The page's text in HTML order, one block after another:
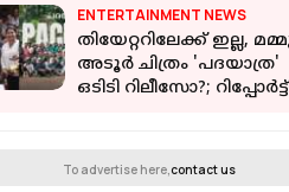
ENTERTAINMENT NEWS
തിയേറ്ററിലേക്ക് ഇല്ല,
അടൂർ ചിത്രം 'പദയാത്ര'
ഒടിടി റിലീസോ?; റിപ്പോർട്ട്
To advertise here, contact us